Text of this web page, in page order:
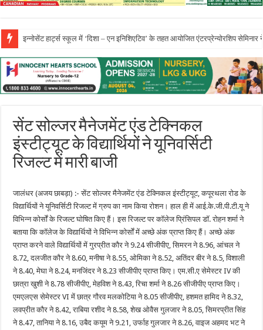
प्रो. (डॉ.) यादविंदर सिंह बराड़ ने आई.के. गुजराल पंजाब टेक्निकल यूनिवर्सिटी के वाइस-
सेंट सोल्जर मैनेजमेंट एंड टेक्निकल
इंस्टीट्यूट के विद्यार्थियों ने यूनिवर्सिटी
रिजल्ट में मारी बाजी
जालंधर (अजय छाबड़ा) :- सेंट सोल्जर मैनेजमेंट एंड टेक्निकल इंस्टीट्यूट, कपूरथला रोड के
विद्यार्थियों ने यूनिवर्सिटी रिजल्ट में ग्रुप का नाम किया रोशन। हाल ही में आई.के.जी.पी.टी.यू ने
विभिन्न कोर्सों के रिजल्ट घोषित किए हैं। इस रिजल्ट पर कॉलेज प्रिंसिपल डॉ. रोहन शर्मा ने
बताया कि कॉलेज के विद्यार्थियों ने विभिन्न कोर्सों में अच्छे अंक प्राप्त किए हैं। अच्छे अंक
प्राप्त करने वाले विद्यार्थियों में गुरप्रीत कौर ने 9.24 सीजीपीए, सिमरन ने 8.96, आंचल ने
8.72, दलजीत कौर ने 8.60, मनीषा ने 8.55, ओमिका ने 8.52, अतिंदर बीर ने 8.5, विशाली
ने 8.40, मेघा ने 8.24, मनजिंदर ने 8.23 सीजीपीए प्राप्त किए। एम.सी.ए सेमेस्टर IV की
छात्रा खुशी ने 8.78 सीजीपीए, मेहविश ने 8.43, रिचा शर्मा ने 8.26 सीजीपीए प्राप्त किए।
एमएलएस सेमेस्टर VI में छात्र गौरव मलकोटिया ने 8.05 सीजीपीए, हशमत हामिद ने 8.32,
लवप्रीत कौर ने 8.42, राबिया रशीद ने 8.58, शेख ओवैस गुलजार ने 8.05, सिमरप्रीत सिंह
ने 8.47, तानिया ने 8.16, उबैद कयूम ने 9.21, उर्फाह गुलजार ने 8.26, वाइज अहमद भट ने